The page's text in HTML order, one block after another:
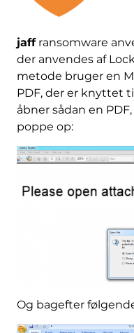
jaffransomware
der anvendes af
metode bruger en
PDF, der er knyttet
åbner sådan en
poppe op:
Og bagefter